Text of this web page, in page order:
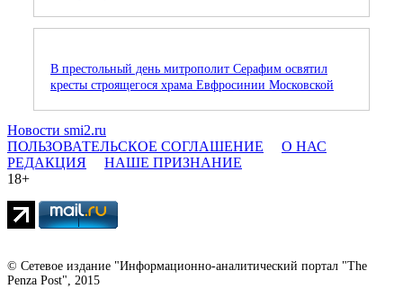
В престольный день митрополит Серафим освятил
кресты строящегося храма Евфросинии Московской
Новости smi2.ru
ПОЛЬЗОВАТЕЛЬСКОЕ СОГЛАШЕНИЕ
О НАС
РЕДАКЦИЯ
НАШЕ ПРИЗНАНИЕ
18+
© Сетевое издание "Информационно-аналитический портал "The
Penza Post", 2015